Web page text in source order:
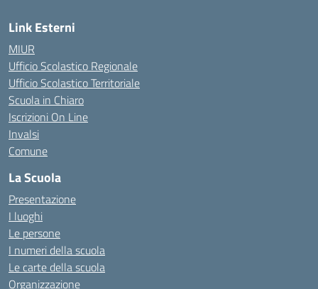
Link Esterni
MIUR
Ufficio Scolastico Regionale
Ufficio Scolastico Territoriale
Scuola in Chiaro
Iscrizioni On Line
Invalsi
Comune
La Scuola
Presentazione
I luoghi
Le persone
I numeri della scuola
Le carte della scuola
Organizzazione